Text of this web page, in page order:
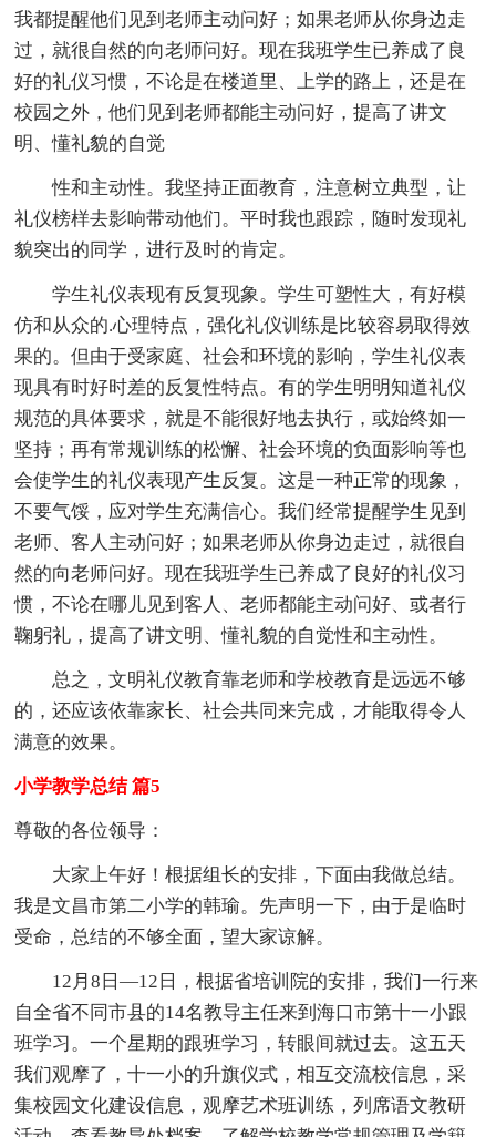
我都提醒他们见到老师主动问好；如果老师从你身边走
过，就很自然的向老师问好。现在我班学生已养成了良
好的礼仪习惯，不论是在楼道里、上学的路上，还是在
校园之外，他们见到老师都能主动问好，提高了讲文
明、懂礼貌的自觉
性和主动性。我坚持正面教育，注意树立典型，让
礼仪榜样去影响带动他们。平时我也跟踪，随时发现礼
貌突出的同学，进行及时的肯定。
学生礼仪表现有反复现象。学生可塑性大，有好模
仿和从众的.心理特点，强化礼仪训练是比较容易取得效
果的。但由于受家庭、社会和环境的影响，学生礼仪表
现具有时好时差的反复性特点。有的学生明明知道礼仪
规范的具体要求，就是不能很好地去执行，或始终如一
坚持；再有常规训练的松懈、社会环境的负面影响等也
会使学生的礼仪表现产生反复。这是一种正常的现象，
不要气馁，应对学生充满信心。我们经常提醒学生见到
老师、客人主动问好；如果老师从你身边走过，就很自
然的向老师问好。现在我班学生已养成了良好的礼仪习
惯，不论在哪儿见到客人、老师都能主动问好、或者行
鞠躬礼，提高了讲文明、懂礼貌的自觉性和主动性。
总之，文明礼仪教育靠老师和学校教育是远远不够
的，还应该依靠家长、社会共同来完成，才能取得令人
满意的效果。
小学教学总结 篇5
尊敬的各位领导：
大家上午好！根据组长的安排，下面由我做总结。
我是文昌市第二小学的韩瑜。先声明一下，由于是临时
受命，总结的不够全面，望大家谅解。
12月8日—12日，根据省培训院的安排，我们一行来
自全省不同市县的14名教导主任来到海口市第十一小跟
班学习。一个星期的跟班学习，转眼间就过去。这五天
我们观摩了，十一小的升旗仪式，相互交流校信息，采
集校园文化建设信息，观摩艺术班训练，列席语文教研